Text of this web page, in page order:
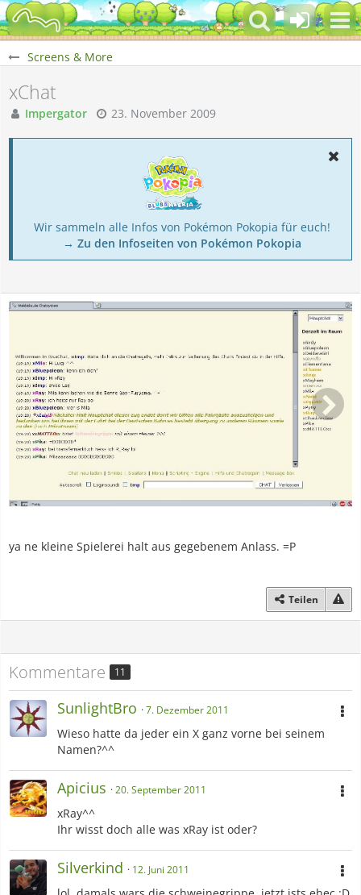
Screens & More
xChat
Impergator 23. November 2009
Wir sammeln alle Infos von Pokémon Pokopia für euch!
→ Zu den Infoseiten von Pokémon Pokopia
ya ne kleine Spielerei halt aus gegebenem Anlass. =P
Teilen
Kommentare 11
SunlightBro 7. Dezember 2011
Wieso hatte da jeder ein X ganz vorne bei seinem
Namen?^^
Apicius 20. September 2011
xRay^^
Ihr wisst doch alle was xRay ist oder?
Silverkind 12. Juni 2011